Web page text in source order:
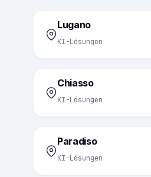
Lugano
KI-Lösungen
Chiasso
KI-Lösungen
Paradiso
KI-Lösungen